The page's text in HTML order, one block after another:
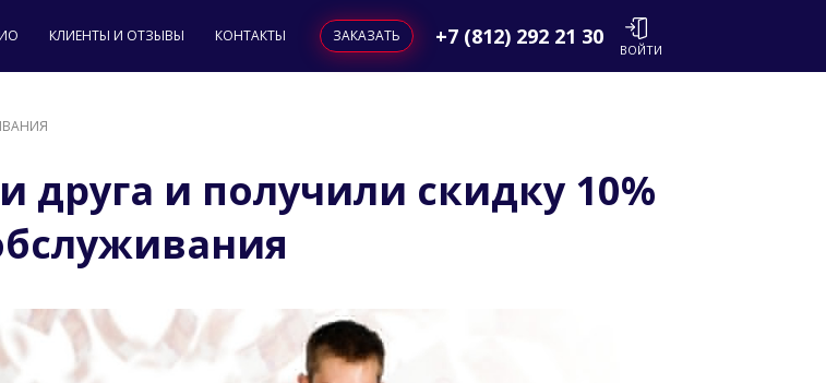
КЛИЕНТЫ И ОТЗЫВЫ КОНТАКТЫ ЗАКАЗАТЬ +7 (812) 292 21 30
ВОЙТИ
друга и получили скидку 10%